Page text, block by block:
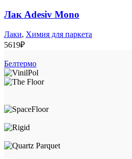
Лак Adesiv Mono
Лаки, Химия для паркета
5619₽
Белтермо